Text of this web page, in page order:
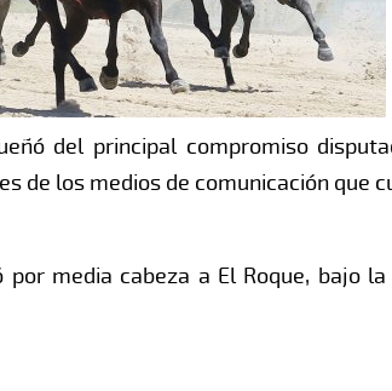
del principal compromiso
de los medios de comunicación que
media cabeza a El Roque, bajo